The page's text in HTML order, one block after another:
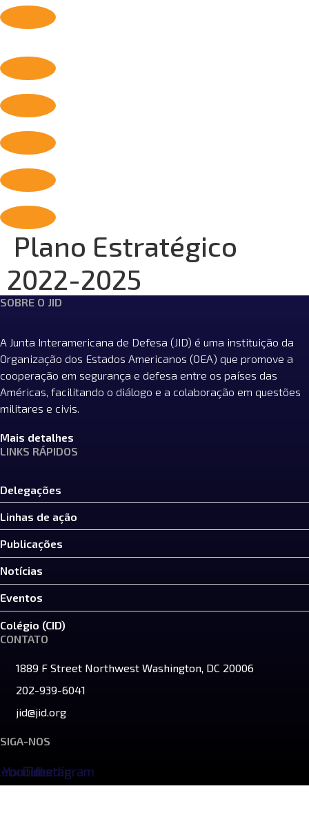
Plano Estratégico
2022-2025
SOBRE O JID
A Junta Interamericana de Defesa (JID) é uma instituição da
Organização dos Estados Americanos (OEA) que promove a
cooperação em segurança e defesa entre os países das
Américas, facilitando o diálogo e a colaboração em questões
militares e civis.
Mais detalhes
LINKS RÁPIDOS
Delegações
Linhas de ação
Publicações
Notícias
Eventos
Colégio (CID)
CONTATO
1889 F Street Northwest Washington, DC 20006
202-939-6041
jid@jid.org
SIGA-NOS
YouTube
Linkedin
Instagram